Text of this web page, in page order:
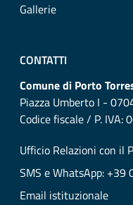
Gallerie
CONTATTI
Comune di Porto
Piazza Umberto I -
Codice fiscale / P. IVA:
Ufficio Relazioni con il
SMS e WhatsApp:
Email istituzionale